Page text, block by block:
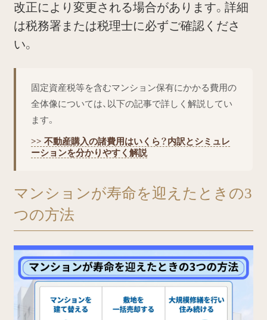
改正により変更される場合があります。詳細
は税務署または税理士に必ずご確認くださ
い。
固定資産税等を含むマンション保有にかかる費用の
全体像については、以下の記事で詳しく解説してい
ます。
>> 不動産購入の諸費用はいくら？内訳とシミュレ
ーションを分かりやすく解説
マンションが寿命を迎えたときの3
つの方法